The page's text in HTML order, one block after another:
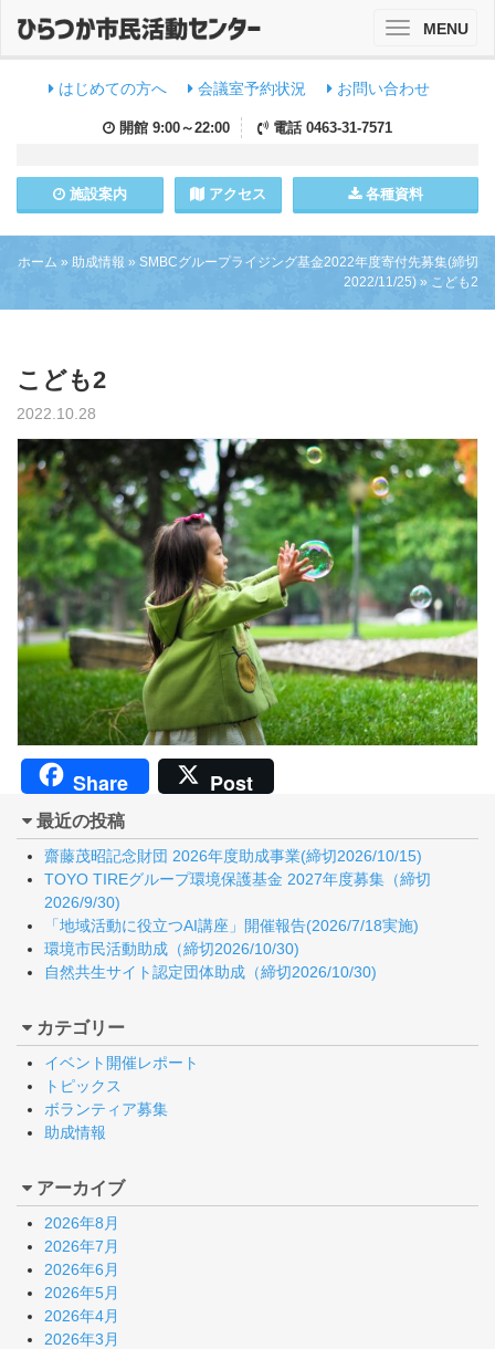
はじめての方へ 会議室予約状況 お問い合わせ
開館 9:00～22:00 電話 0463-31-7571
施設案内 アクセス 各種資料
ToggleMENU
ホーム » 助成情報 » SMBCグループライジング基金2022年度寄付先募集(締切
2022/11/25) » こども2
こども2
2022.10.28
Share Post
最近の投稿
齋藤茂昭記念財団 2026年度助成事業(締切2026/10/15)
TOYO TIREグループ環境保護基金 2027年度募集（締切
2026/9/30)
「地域活動に役立つAI講座」開催報告(2026/7/18実施)
環境市民活動助成（締切2026/10/30)
自然共生サイト認定団体助成（締切2026/10/30)
カテゴリー
イベント開催レポート
トピックス
ボランティア募集
助成情報
アーカイブ
2026年8月
2026年7月
2026年6月
2026年5月
2026年4月
2026年3月